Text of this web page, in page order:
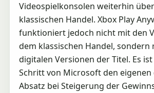
Videospielkonsolen weiterhin
klassischen Handel. Xbox Play
funktioniert jedoch nicht mit den
dem klassischen Handel, sondern
digitalen Versionen der Titel. Es
Schritt von Microsoft den eigenen
Absatz bei Steigerung der